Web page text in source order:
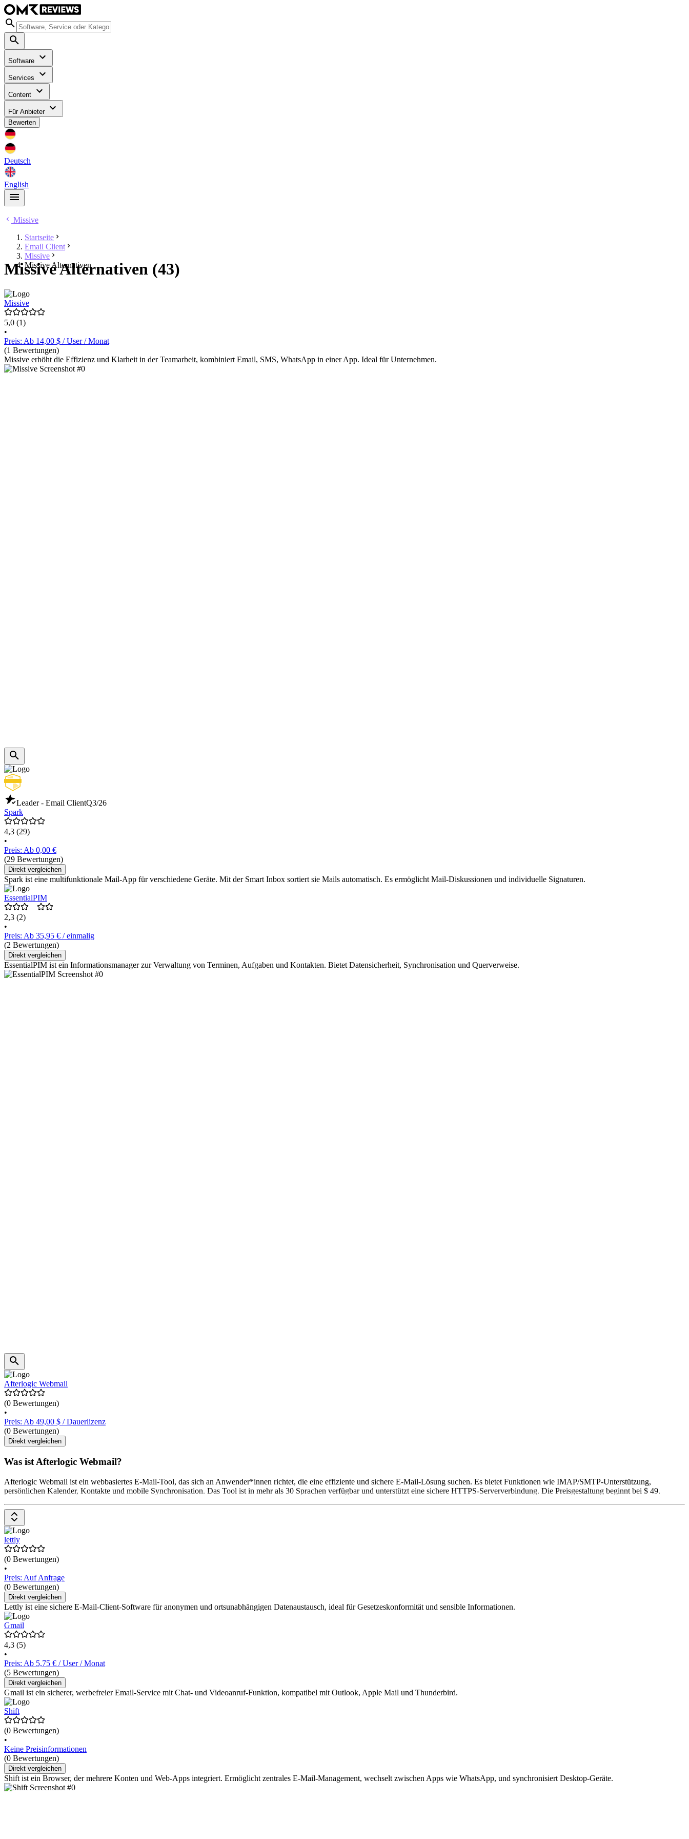
Software
Services
Content
Für Anbieter
Bewerten
Deutsch
English
Missive
Startseite
Email Client
Missive
Missive Alternativen
Missive Alternativen (43)
Missive
5,0 (1)
•
Preis: Ab 14,00 $ / User / Monat
(1 Bewertungen)
Missive erhöht die Effizienz und Klarheit in der Teamarbeit, kombiniert Email, SMS, WhatsApp in einer App. Ideal für Unternehmen.
Leader - Email ClientQ3/26
Spark
4,3 (29)
•
Preis: Ab 0,00 €
(29 Bewertungen)
Direkt vergleichen
Spark ist eine multifunktionale Mail-App für verschiedene Geräte. Mit der Smart Inbox sortiert sie Mails automatisch. Es ermöglicht Mail-Diskussionen und individuelle Signaturen.
EssentialPIM
2,3 (2)
•
Preis: Ab 35,95 € / einmalig
(2 Bewertungen)
Direkt vergleichen
EssentialPIM ist ein Informationsmanager zur Verwaltung von Terminen, Aufgaben und Kontakten. Bietet Datensicherheit, Synchronisation und Querverweise.
Afterlogic Webmail
(0 Bewertungen)
•
Preis: Ab 49,00 $ / Dauerlizenz
(0 Bewertungen)
Direkt vergleichen
Was ist Afterlogic Webmail?
Afterlogic Webmail ist ein webbasiertes E-Mail-Tool, das sich an Anwender*innen richtet, die eine effiziente und sichere E-Mail-Lösung suchen. Es bietet Funktionen wie IMAP/SMTP-Unterstützung,
persönlichen Kalender, Kontakte und mobile Synchronisation. Das Tool ist in mehr als 30 Sprachen verfügbar und unterstützt eine sichere HTTPS-Serververbindung. Die Preisgestaltung beginnt bei $ 49.
lettly
(0 Bewertungen)
•
Preis: Auf Anfrage
(0 Bewertungen)
Direkt vergleichen
Lettly ist eine sichere E-Mail-Client-Software für anonymen und ortsunabhängigen Datenaustausch, ideal für Gesetzeskonformität und sensible Informationen.
Gmail
4,3 (5)
•
Preis: Ab 5,75 € / User / Monat
(5 Bewertungen)
Direkt vergleichen
Gmail ist ein sicherer, werbefreier Email-Service mit Chat- und Videoanruf-Funktion, kompatibel mit Outlook, Apple Mail und Thunderbird.
Shift
(0 Bewertungen)
•
Keine Preisinformationen
(0 Bewertungen)
Direkt vergleichen
Shift ist ein Browser, der mehrere Konten und Web-Apps integriert. Ermöglicht zentrales E-Mail-Management, wechselt zwischen Apps wie WhatsApp, und synchronisiert Desktop-Geräte.